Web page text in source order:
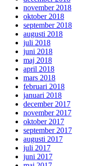
november 2018
oktober 2018
september 2018
augusti 2018
juli 2018
juni 2018
maj 2018
april 2018
mars 2018
februari 2018
januari 2018
december 2017
november 2017
oktober 2017
september 2017
augusti 2017
juli 2017
juni 2017